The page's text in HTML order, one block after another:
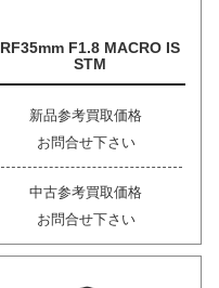
RF35mm F1.8 MACRO IS
STM
新品参考買取価格
お問合せ下さい
中古参考買取価格
お問合せ下さい